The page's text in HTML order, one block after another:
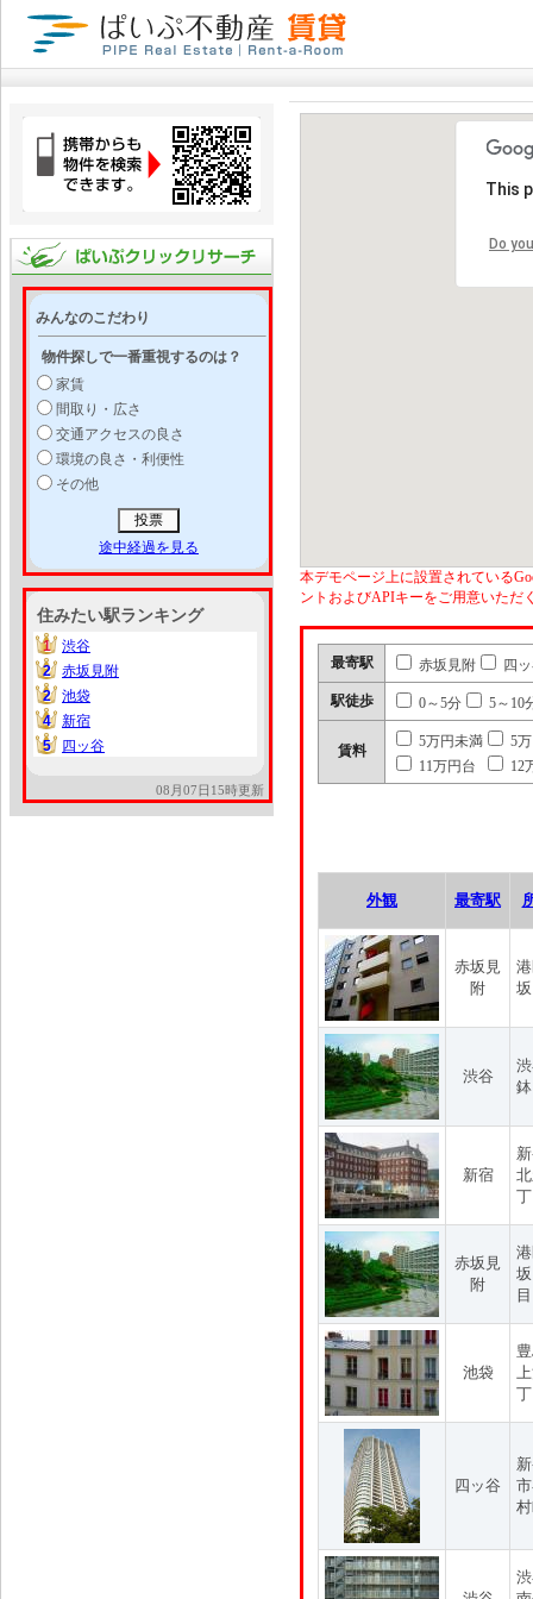
みんなのこだわり
物件探しで一番重視するのは？
家賃
間取り・広さ
交通アクセスの良さ
環境の良さ・利便性
その他
途中経過を見る
住みたい駅ランキング
1
1
渋谷
2
2
赤坂見附
2
2
池袋
4
4
新宿
5
5 四ッ谷
08月07日15時更新
This
Do
本デモページ上に設置されている
ントおよびAPIキーをご用意いただ
最寄駅 赤坂見附 四
駅徒歩 0～5分 5～10
賃料
5万円未満
5
11万円台
12
外観 最寄駅
赤坂見
附
渋谷
新宿
赤坂見
附
目
池袋
四ッ谷